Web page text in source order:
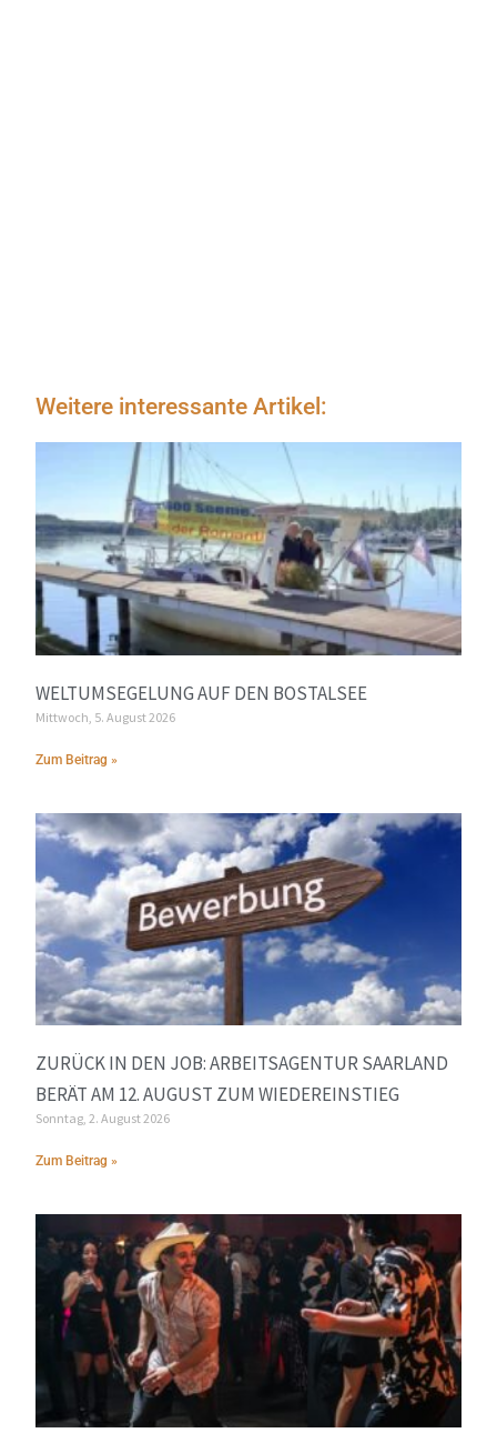
Weitere interessante Artikel:
WELTUMSEGELUNG AUF DEN BOSTALSEE
Mittwoch, 5. August 2026
Zum Beitrag »
ZURÜCK IN DEN JOB: ARBEITSAGENTUR SAARLAND
BERÄT AM 12. AUGUST ZUM WIEDEREINSTIEG
Sonntag, 2. August 2026
Zum Beitrag »